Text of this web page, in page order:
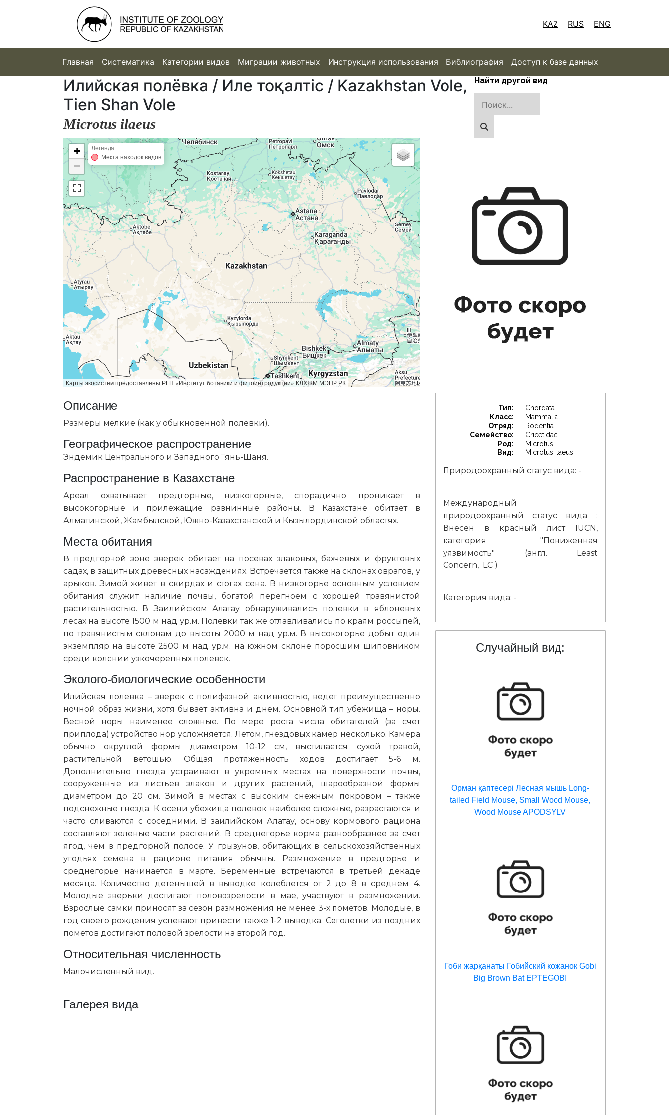
KAZ RUS ENG
Главная Систематика Категории видов Миграции животных Инструкция использования Библиография Доступ к базе данных
Илийская полёвка / Иле тоқалтіс / Kazakhstan Vole,
Tien Shan Vole
Microtus ilaeus
Найти другой вид
+
−
Легенда
Места находок видов
Карты экосистем предоставлены РГП «Институт ботаники и фитоинтродукции» КЛХЖМ МЭПР РК
Описание
Размеры мелкие (как у обыкновенной полевки).
Географическое распространение
Эндемик Центрального и Западного Тянь-Шаня.
Распространение в Казахстане
Ареал охватывает предгорные, низкогорные, спорадично проникает в
высокогорные и прилежащие равнинные районы. В Казахстане обитает в
Алматинской, Жамбылской, Южно-Казахстанской и Кызылординской областях.
Места обитания
В предгорной зоне зверек обитает на посевах злаковых, бахчевых и фруктовых
садах, в защитных древесных насаждениях. Встречается также на склонах оврагов, у
арыков. Зимой живет в скирдах и стогах сена. В низкогорье основным условием
обитания служит наличие почвы, богатой перегноем с хорошей травянистой
растительностью. В Заилийском Алатау обнаруживались полевки в яблоневых
лесах на высоте 1500 м над ур.м. Полевки так же отлавливались по краям россыпей,
по травянистым склонам до высоты 2000 м над ур.м. В высокогорье добыт один
экземпляр на высоте 2500 м над ур.м. на южном склоне поросшим шиповником
среди колонии узкочерепных полевок.
Эколого-биологические особенности
Илийская полевка – зверек с полифазной активностью, ведет преимущественно
ночной образ жизни, хотя бывает активна и днем. Основной тип убежища – норы.
Весной норы наименее сложные. По мере роста числа обитателей (за счет
приплода) устройство нор усложняется. Летом, гнездовых камер несколько. Камера
обычно округлой формы диаметром 10-12 см, выстилается сухой травой,
растительной ветошью. Общая протяженность ходов достигает 5-6 м.
Дополнительно гнезда устраивают в укромных местах на поверхности почвы,
сооруженные из листьев злаков и других растений, шарообразной формы
диаметром до 20 см. Зимой в местах с высоким снежным покровом – также
подснежные гнезда. К осени убежища полевок наиболее сложные, разрастаются и
часто сливаются с соседними. В заилийском Алатау, основу кормового рациона
составляют зеленые части растений. В среднегорье корма разнообразнее за счет
ягод, чем в предгорной полосе. У грызунов, обитающих в сельскохозяйственных
угодьях семена в рационе питания обычны. Размножение в предгорье и
среднегорье начинается в марте. Беременные встречаются в третьей декаде
месяца. Количество детенышей в выводке колеблется от 2 до 8 в среднем 4.
Молодые зверьки достигают половозрелости в мае, участвуют в размножении.
Взрослые самки приносят за сезон размножения не менее 3-х пометов. Молодые, в
год своего рождения успевают принести также 1-2 выводка. Сеголетки из поздних
пометов достигают половой зрелости на второй год.
Относительная численность
Малочисленный вид.
Галерея вида
Тип:
Chordata
Класс:
Mammalia
Отряд:
Rodentia
Семейство:
Cricetidae
Род:
Microtus
Вид:
Microtus ilaeus
Природоохранный статус вида: -
Международный
природоохранный статус вида :
Внесен в красный лист IUCN,
категория "Пониженная
уязвимость" (англ. Least
Concern, LC )
Категория вида: -
Случайный вид:
Орман қаптесері Лесная мышь Long-
tailed Field Mouse, Small Wood Mouse,
Wood Mouse APODSYLV
Гоби жарқанаты Гобийский кожанок Gobi
Big Brown Bat EPTEGOBI